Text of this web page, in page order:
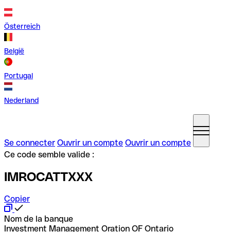
Österreich
België
Portugal
Nederland
Se connecter Ouvrir un compte Ouvrir un compte
Ce code semble valide :
IMROCATTXXX
Copier
Nom de la banque
Investment Management Oration OF Ontario